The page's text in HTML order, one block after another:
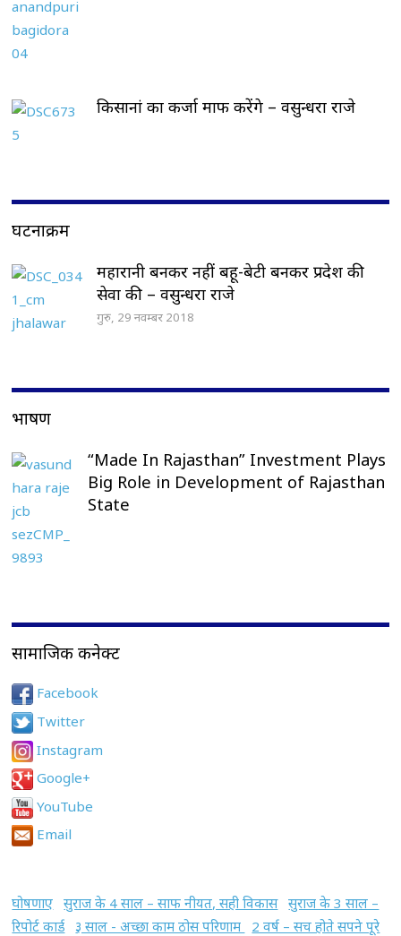
किसानां का कर्जा माफ करेंगे – वसुन्धरा राजे
घटनाक्रम
महारानी बनकर नहीं बहू-बेटी बनकर प्रदेश की
सेवा की – वसुन्धरा राजे
गुरु, 29 नवम्बर 2018
भाषण
“Made In Rajasthan” Investment Plays
Big Role in Development of Rajasthan
State
सामाजिक कनेक्ट
Facebook
Twitter
Instagram
Google+
YouTube
Email
घोषणाए सुराज के 4 साल – साफ नीयत, सही विकास सुराज के 3 साल –
रिपोर्ट कार्ड
३ साल - अच्छा काम ठोस परिणाम
2 वर्ष – सच होते सपने पूरे